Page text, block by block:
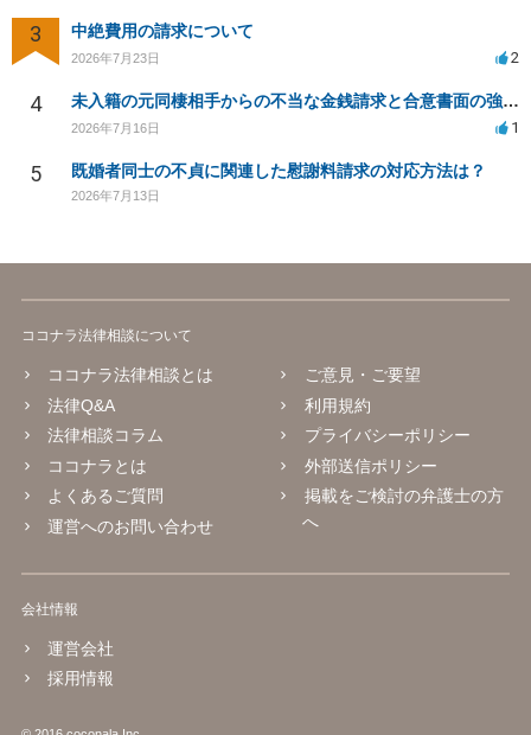
3 中絶費用の請求について
2026年7月23日 2
4 未入籍の元同棲相手からの不当な金銭請求と合意書面の強要について
2026年7月16日 1
5 既婚者同士の不貞に関連した慰謝料請求の対応方法は？
2026年7月13日
ココナラ法律相談について
ココナラ法律相談とは
法律Q&A
法律相談コラム
ココナラとは
よくあるご質問
運営へのお問い合わせ
ご意見・ご要望
利用規約
プライバシーポリシー
外部送信ポリシー
掲載をご検討の弁護士の方
へ
会社情報
運営会社
採用情報